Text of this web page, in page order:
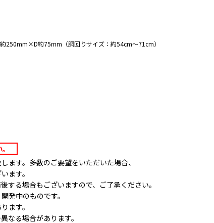
250mm×D約75mm（胴回りサイズ：約54cm～71cm）
。
ます。多数のご要望をいただいた場合、
ます。
る場合もございますので、ご了承ください。
発中のものです。
ます。
なる場合があります。